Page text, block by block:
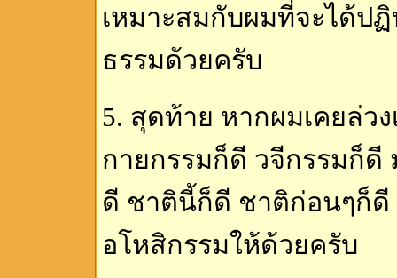
เหมาะสมกับผมที่จะได้ป
ธรรมด้วยครับ
5. สุดท้าย หากผมเคยล่ว
กายกรรมก็ดี วจีกรรมก็ดี
ดี ชาตินี้ก็ดี ชาติก่อนๆก็
อโหสิกรรมให้ด้วยครับ